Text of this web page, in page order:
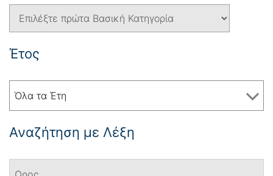
Έτος
Όλα τα Έτη
Αναζήτηση με Λέξη